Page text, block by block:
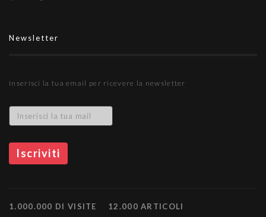
Newsletter
Inserisci la tua email per ricevere la newsletter
1.000.000 DI VISITE 12.000 ARTICOLI